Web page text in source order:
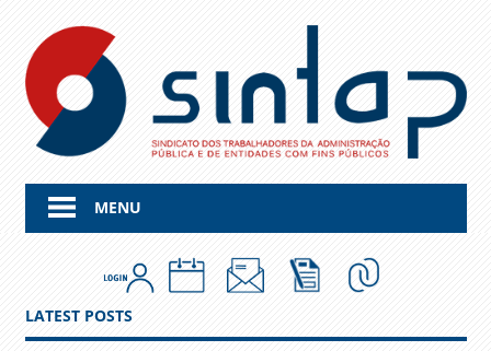
content
MENU
LATEST POSTS